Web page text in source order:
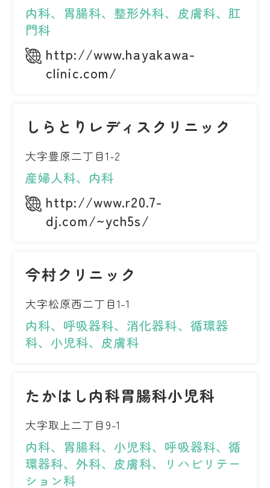
内科、胃腸科、整形外科、皮膚科、肛
門科
http://www.hayakawa-
clinic.com/
しらとりレディスクリニック
大字豊原二丁目1-2
産婦人科、内科
http://www.r20.7-
dj.com/~ych5s/
今村クリニック
大字松原西二丁目1-1
内科、呼吸器科、消化器科、循環器
科、小児科、皮膚科
たかはし内科胃腸科小児科
大字取上二丁目9-1
内科、胃腸科、小児科、呼吸器科、循
環器科、外科、皮膚科、リハビリテー
ション科